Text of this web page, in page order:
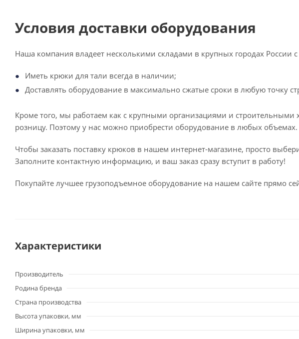
Условия доставки оборудования
Наша компания владеет несколькими складами в крупных городах России
Иметь крюки для тали всегда в наличии;
Доставлять оборудование в максимально сжатые сроки в любую точку
Кроме того, мы работаем как с крупными организациями и
розницу. Поэтому у нас можно приобрести оборудование в любых объемах.
Чтобы заказать поставку крюков в нашем интернет-магазине, просто
Заполните контактную информацию, и ваш заказ сразу вступит в работу!
Покупайте лучшее грузоподъемное оборудование на нашем сайте прямо
Характеристики
Производитель
Родина бренда
Страна производства
Высота упаковки, мм
Ширина упаковки, мм